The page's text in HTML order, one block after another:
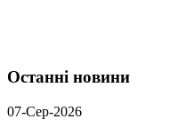
Останні новини
07-Сер-2026